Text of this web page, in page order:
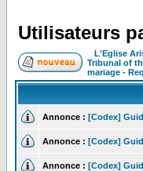
Utilisateurs
L'Eglise
Tribunal of
mariage -
Annonce : [Codex]
Annonce : [Codex]
Annonce : [Codex]